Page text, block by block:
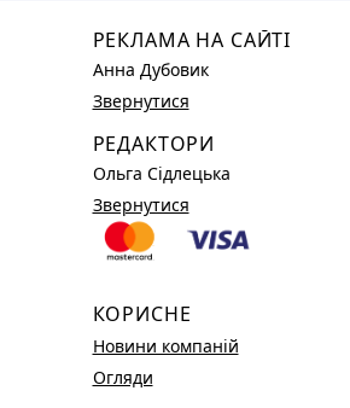
РЕКЛАМА НА САЙТІ
Анна Дубовик
Звернутися
РЕДАКТОРИ
Ольга Сідлецька
Звернутися
КОРИСНЕ
Новини компаній
Огляди